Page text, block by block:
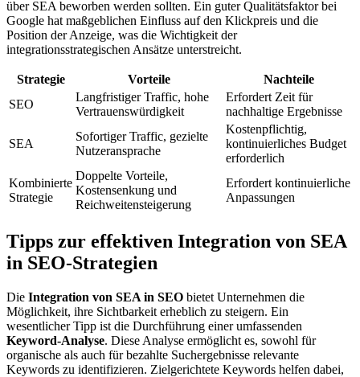
über SEA beworben werden sollten. Ein guter Qualitätsfaktor bei
Google hat maßgeblichen Einfluss auf den Klickpreis und die
Position der Anzeige, was die Wichtigkeit der
integrationsstrategischen Ansätze unterstreicht.
Strategie Vorteile
Nachteile
SEO
Langfristiger Traffic, hohe
Vertrauenswürdigkeit
Erfordert Zeit für
nachhaltige Ergebnisse
SEA
Sofortiger Traffic, gezielte
Nutzeransprache
Kostenpflichtig,
kontinuierliches Budget
erforderlich
Kombinierte
Strategie
Doppelte Vorteile,
Kostensenkung und
Reichweitensteigerung
Erfordert kontinuierliche
Anpassungen
Tipps zur effektiven Integration von SEA
in SEO-Strategien
Die Integration von SEA in SEO bietet Unternehmen die
Möglichkeit, ihre Sichtbarkeit erheblich zu steigern. Ein
wesentlicher Tipp ist die Durchführung einer umfassenden
Keyword-Analyse. Diese Analyse ermöglicht es, sowohl für
organische als auch für bezahlte Suchergebnisse relevante
Keywords zu identifizieren. Zielgerichtete Keywords helfen dabei,